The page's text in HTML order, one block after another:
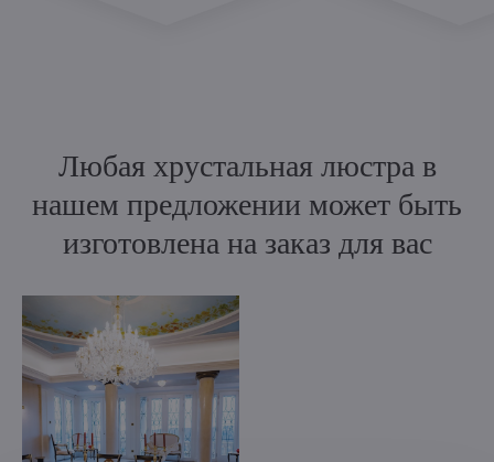
Любая хрустальная люстра в
нашем предложении может быть
изготовлена на заказ для вас